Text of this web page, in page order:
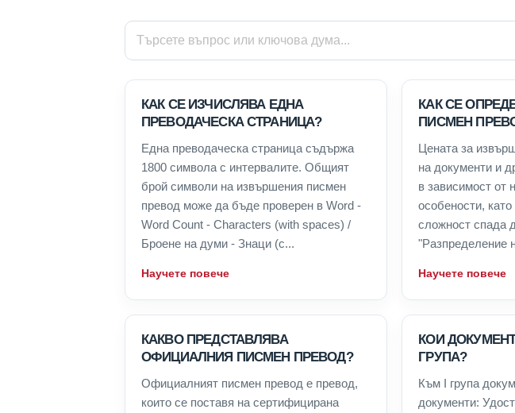
КАК СЕ ИЗЧИСЛЯВА ЕДНА
ПРЕВОДАЧЕСКА СТРАНИЦА?
Една преводаческа страница съдържа
1800 символа с интервалите. Общият
брой символи на извършения писмен
превод може да бъде проверен в Word -
Word Count - Characters (with spaces) /
Броене на думи - Знаци (с...
Научете повече
КАК СЕ
ПИСМЕН
Цената за
на документи и
в зависимост от
особености,
сложност спада
"Разпределение
Научете повече
КАКВО ПРЕДСТАВЛЯВА
ОФИЦИАЛНИЯ ПИСМЕН ПРЕВОД?
Официалният писмен превод е превод,
които се поставя на сертифицирана
КОИ
ГРУПА?
Към I група
документи: